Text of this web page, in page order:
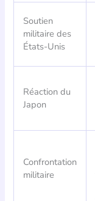
Soutien
militaire des
États-Unis
Réaction du
Japon
Confrontation
militaire